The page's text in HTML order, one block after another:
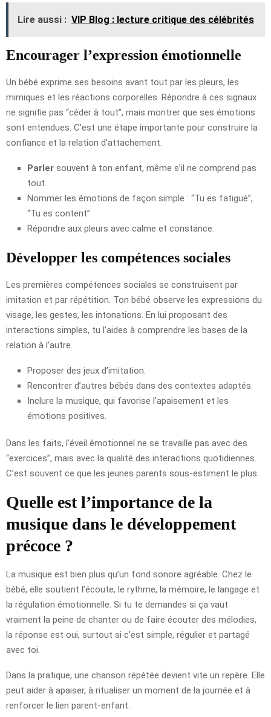
Lire aussi : VIP Blog : lecture critique des célébrités
Encourager l’expression émotionnelle
Un bébé exprime ses besoins avant tout par les pleurs, les
mimiques et les réactions corporelles. Répondre à ces signaux
ne signifie pas “céder à tout”, mais montrer que ses émotions
sont entendues. C’est une étape importante pour construire la
confiance et la relation d’attachement.
Parler souvent à ton enfant, même s’il ne comprend pas
tout.
Nommer les émotions de façon simple : “Tu es fatigué”,
“Tu es content”.
Répondre aux pleurs avec calme et constance.
Développer les compétences sociales
Les premières compétences sociales se construisent par
imitation et par répétition. Ton bébé observe les expressions du
visage, les gestes, les intonations. En lui proposant des
interactions simples, tu l’aides à comprendre les bases de la
relation à l’autre.
Proposer des jeux d’imitation.
Rencontrer d’autres bébés dans des contextes adaptés.
Inclure la musique, qui favorise l’apaisement et les
émotions positives.
Dans les faits, l’éveil émotionnel ne se travaille pas avec des
“exercices”, mais avec la qualité des interactions quotidiennes.
C’est souvent ce que les jeunes parents sous-estiment le plus.
Quelle est l’importance de la
musique dans le développement
précoce ?
La musique est bien plus qu’un fond sonore agréable. Chez le
bébé, elle soutient l’écoute, le rythme, la mémoire, le langage et
la régulation émotionnelle. Si tu te demandes si ça vaut
vraiment la peine de chanter ou de faire écouter des mélodies,
la réponse est oui, surtout si c’est simple, régulier et partagé
avec toi.
Dans la pratique, une chanson répétée devient vite un repère. Elle
peut aider à apaiser, à ritualiser un moment de la journée et à
renforcer le lien parent-enfant.